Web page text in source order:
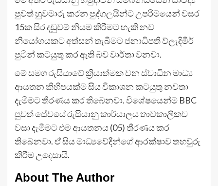
පුවත් හුවමාරු කරන පුද්ගලයින්ට උපරිමයෙන් වසර
15ක සිර දඬුවම් නියම කිරීමට හැකි නව
නියෝගයකට අත්සන් තැබීමට ජනාධිපති ව්ලැදිමීර්
පුටින් කටයුතු කර ඇති බව වාර්තා වනවා.
මේ සමග රුසියාවේ ක්‍රියාත්මක වන ස්වාධින මාධ්‍ය
ආයතන කිහිපයක්ම සිය විකාශන කටයුතු නවතා
දැමීමට තීරණය කර තිබෙනවා. විශේෂයෙන්ම BBC
පුවත් සේවයේ රුසියානු කාර්යාලය තාවකාලිකව
වසා දැමීමට එම ආයතනය (05) තීරණය කර
තිබෙනවා. ඒ සිය මාධ්‍යවේදීන්ගේ ආරක්ෂාව තහවුරු
කිරීම උදෙසායි.
About The Author